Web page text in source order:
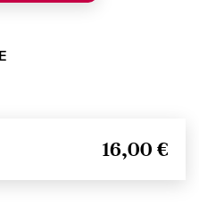
16,00 €